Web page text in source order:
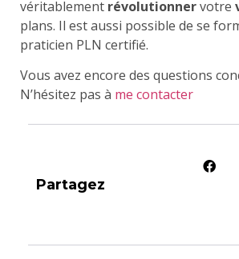
véritablement révolutionnervotre
plans. Il est aussi possible de se
praticien PLN certifié.
Vous avez encore des questions
N’hésitez pas à me contacter
Partagez